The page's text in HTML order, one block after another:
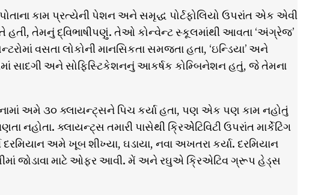
કામ પ્રત્યેની પેશન અને સમૃદ્ધ પોર્ટફોલિયો ઉપરાંત એક એવી
હતી, તેમનું દ્વિભાષીપણું. તેઓ કોન્વેન્ટ સ્કૂલમાંથી આવતા ‘અંગ્રેજ’
વસતા લોકોની માનસિકતા સમજતા હતા, ‘ઇન્ડિયા’ અને
સાદગી અને સોફિસ્ટિકેશનનું આકર્ષક કોમ્બિનેશન હતું, જે તેમના
અમે ૩૦ ક્લાયન્ટ્સને પિચ કર્યા હતા, પણ એક પણ કામ નહોતું
નહોતા. ક્લાયન્ટ્સ તમારી પાસેથી ક્રિએેટિવિટી ઉપરાંત માર્કેટિંગ
અમે ખૂબ શીખ્યા, ઘડાયા, નવા અખતરા કર્યા. દરમિયાન
જોડાવા માટે ઓફર આવી. મેં અને રઘુએ ક્રિએટિવ ગ્રૂપ હેડ્સ